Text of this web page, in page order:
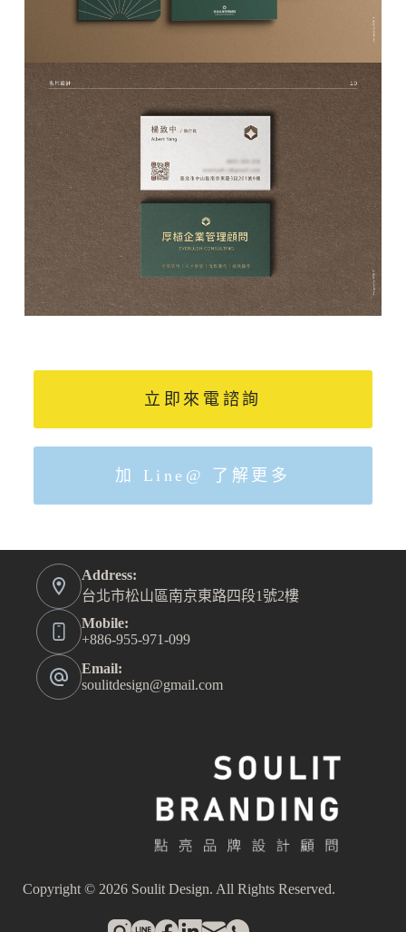
立即來電諮詢
加 Line@ 了解更多
Address:
台北市松山區南京東路四段1號2樓
Mobile:
+886-955-971-099
Email:
soulitdesign@gmail.com
Copyright © 2026 Soulit Design. All Rights Reserved.